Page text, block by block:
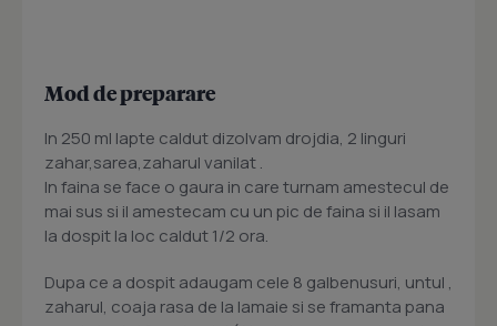
Mod de preparare
In 250 ml lapte caldut dizolvam drojdia, 2 linguri
zahar,sarea,zaharul vanilat .
In faina se face o gaura in care turnam amestecul de
mai sus si il amestecam cu un pic de faina si il lasam
la dospit la loc caldut 1/2 ora.
Dupa ce a dospit adaugam cele 8 galbenusuri, untul ,
zaharul, coaja rasa de la lamaie si se framanta pana